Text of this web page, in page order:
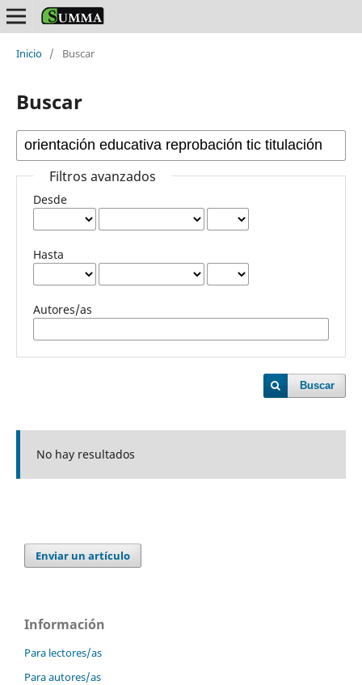
Inicio / Buscar
Buscar
Filtros avanzados
Desde
Hasta
Autores/as
Buscar
No hay resultados
Enviar un artículo
Información
Para lectores/as
Para autores/as